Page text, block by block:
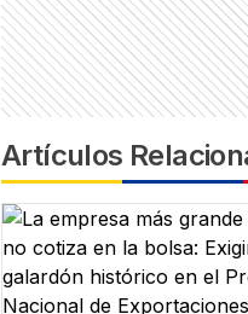
Artículos